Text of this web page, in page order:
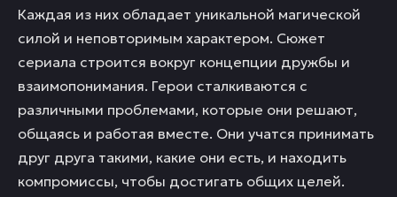
Каждая из них обладает уникальной магической
силой и неповторимым характером. Сюжет
сериала строится вокруг концепции дружбы и
взаимопонимания. Герои сталкиваются с
различными проблемами, которые они решают,
общаясь и работая вместе. Они учатся принимать
друг друга такими, какие они есть, и находить
компромиссы, чтобы достигать общих целей.